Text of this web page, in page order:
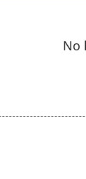
No